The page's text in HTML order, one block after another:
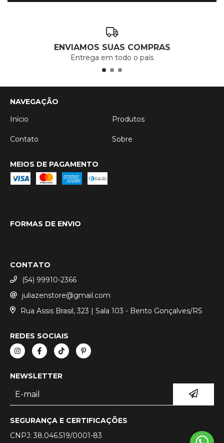
ENVIAMOS SUAS COMPRAS
Entrega em todo o país
NAVEGAÇÃO
Início
Produtos
Contato Sobre
MEIOS DE PAGAMENTO
FORMAS DE ENVIO
CONTATO
(54) 99910-2366
juliazenstore@gmail.com
Rua Assis Brasil, 323 | Sala 103 - Bento Gonçalves/RS
REDES SOCIAIS
NEWSLETTER
SEGURANÇA E CERTIFICAÇÕES
CNPJ: 38.046.519/0001-83